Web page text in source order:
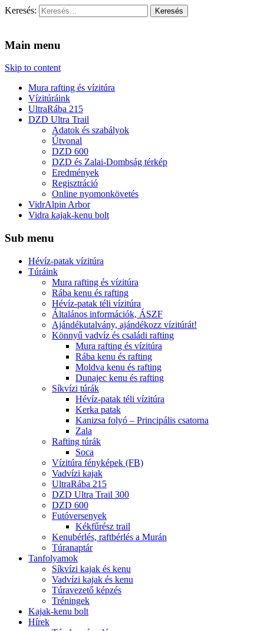
Keresés:
Main menu
Skip to content
Mura rafting és vízitúra
Vízitúráink
UltraRába 215
DZD Ultra Trail
Adatok és szabályok
Útvonal
DZD 600
DZD és Zalai-Dombság térkép
Eredmények
Regisztráció
Online nyomonkövetés
VidrAlpin Arbor
Vidra kajak-kenu bolt
Sub menu
Hévíz-patak vízitúra
Túráink
Mura rafting és vízitúra
Rába kenu és rafting
Hévíz-patak téli vízitúra
Általános információk, ÁSZF
Ajándékutalvány, ajándékozz vízitúrát!
Könnyű vadvíz és családi rafting
Mura rafting és vízitúra
Rába kenu és rafting
Moldva kenu és rafting
Dunajec kenu és rafting
Síkvízi túrák
Hévíz-patak téli vízitúra
Kerka patak
Kanizsa folyó – Principális csatorna
Zala
Rafting túrák
Soca
Vízitúra fényképek (FB)
Vadvízi kajak
UltraRába 215
DZD Ultra Trail 300
DZD 600
Futóversenyek
Kékfűrész trail
Kenubérlés, raftbérlés a Murán
Túranaptár
Tanfolyamok
Síkvízi kajak és kenu
Vadvízi kajak és kenu
Túravezető képzés
Tréningek
Kajak-kenu bolt
Hírek